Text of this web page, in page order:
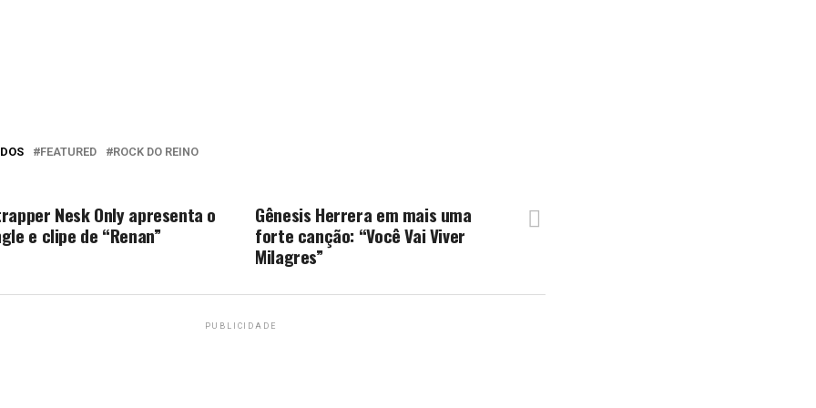
FEATURED ROCK DO REINO
Gênesis Herrera em mais uma
forte canção: “Você Vai Viver
Milagres”
Nesk Only apresenta o
e clipe de “Renan”
PUBLICIDADE